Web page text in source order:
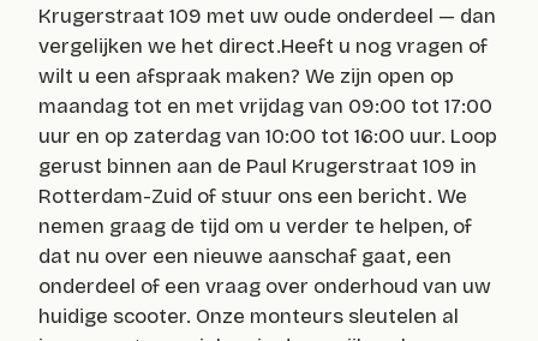
Krugerstraat 109 met uw oude onderdeel — dan
vergelijken we het direct.Heeft u nog vragen of
wilt u een afspraak maken? We zijn open op
maandag tot en met vrijdag van 09:00 tot 17:00
uur en op zaterdag van 10:00 tot 16:00 uur. Loop
gerust binnen aan de Paul Krugerstraat 109 in
Rotterdam-Zuid of stuur ons een bericht. We
nemen graag de tijd om u verder te helpen, of
dat nu over een nieuwe aanschaf gaat, een
onderdeel of een vraag over onderhoud van uw
huidige scooter. Onze monteurs sleutelen al